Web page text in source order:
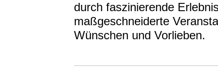
durch faszinierende
maßgeschneiderte
Wünschen und Vorlieben.